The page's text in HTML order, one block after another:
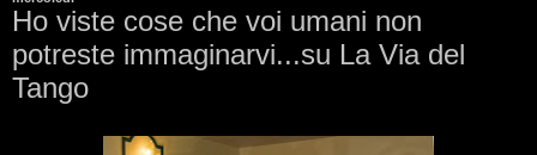
Ho viste cose che voi umani non
potreste immaginarvi...su La Via del
Tango